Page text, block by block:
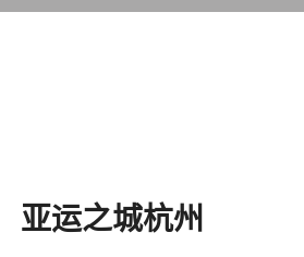
​亚运之城杭州